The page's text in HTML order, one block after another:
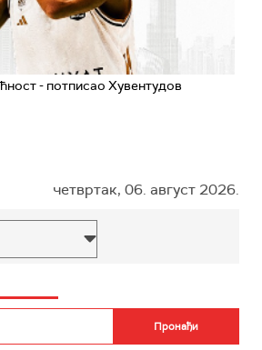
- потписао Хувентудов
четвртак, 06. август 2026.